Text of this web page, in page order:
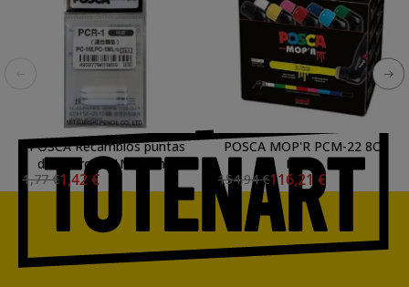
POSCA Recambios puntas
de fieltro PC1M 0,7mm
1,77 €1,42 €
POSCA MOP'R PCM-22 8C
PACK
154,94 €116,21 €